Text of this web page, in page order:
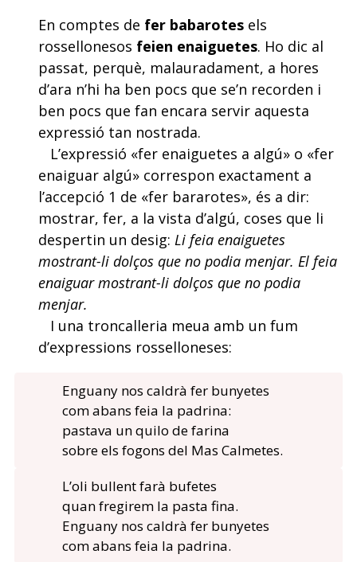
En comptes de fer babarotesels
rossellonesos feien enaiguetes. Ho dic al
passat, perquè, malauradament, a hores
d’ara n’hi ha ben pocs que se’n recorden i
ben pocs que fan encara servir aquesta
expressió tan nostrada.
L’expressió «fer enaiguetes a algú» o «fer
enaiguar algú» correspon exactament a
l’accepció 1 de «fer bararotes», és a dir:
mostrar, fer, a la vista d’algú, coses que li
despertin un desig: Li feia enaiguetes
mostrant-li dolços que no podia menjar. El feia
enaiguar mostrant-li dolços que no podia
menjar.
I una troncalleria meua amb un fum
d’expressions rosselloneses:
Enguany nos caldrà fer bunyetes
com abans feia la padrina:
pastava un quilo de farina
sobre els fogons del Mas Calmetes.
L’oli bullent farà bufetes
quan fregirem la pasta fina.
Enguany nos caldrà fer bunyetes
com abans feia la padrina.